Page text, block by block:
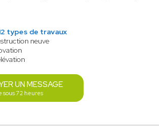
types de travaux
neuve
UN MESSAGE
sous 72 heures